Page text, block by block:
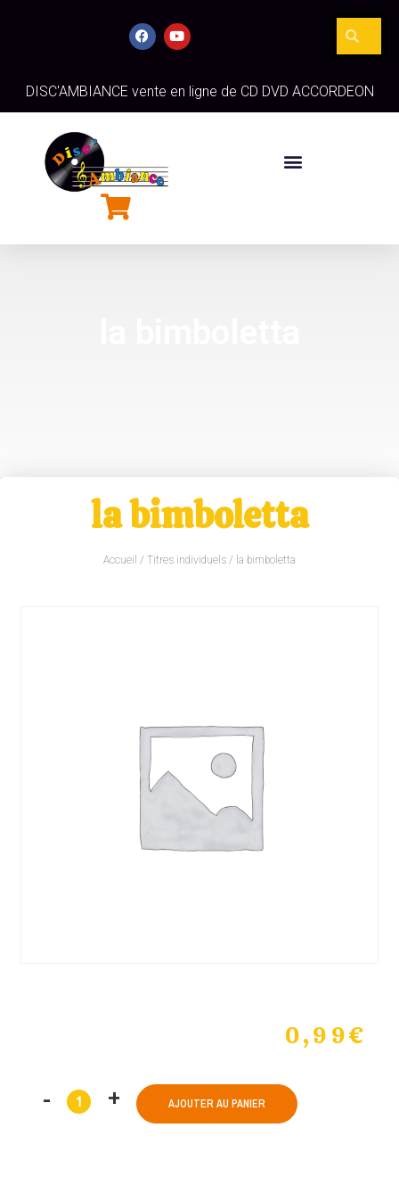
DISC'AMBIANCE vente en ligne de CD DVD ACCORDEON
la bimboletta
Accueil / Titres individuels / la bimboletta
0,99€
AJOUTER AU PANIER